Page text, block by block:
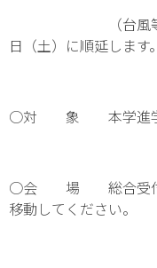
（台風等で実
日（土）に順延します
○対 象 本学進学希
○会 場 総合受付で
移動してください。